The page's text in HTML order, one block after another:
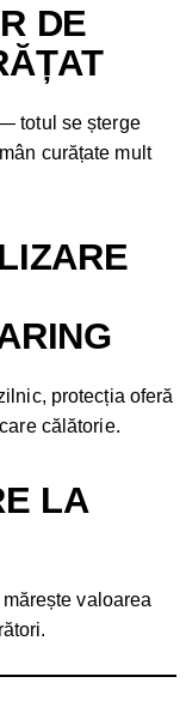
DE
totul se șterge
curățate mult
protecția oferă
călătorie.
LA
valoarea